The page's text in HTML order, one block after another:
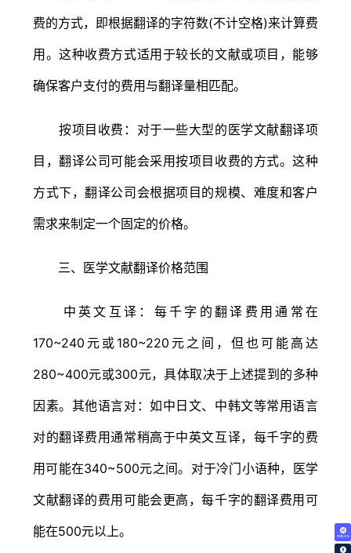
免费试译
费的方式，即根据翻译的字符数(不计空格)来计算费
用。这种收费方式适用于较长的文献或项目，能够
确保客户支付的费用与翻译量相匹配。
按项目收费：对于一些大型的医学文献翻译项
目，翻译公司可能会采用按项目收费的方式。这种
方式下，翻译公司会根据项目的规模、难度和客户
需求来制定一个固定的价格。
三、医学文献翻译价格范围
中英文互译：每千字的翻译费用通常在
170~240元或180~220元之间，但也可能高达
280~400元或300元，具体取决于上述提到的多种
因素。其他语言对：如中日文、中韩文等常用语言
对的翻译费用通常稍高于中英文互译，每千字的费
用可能在340~500元之间。对于冷门小语种，医学
文献翻译的费用可能会更高，每千字的翻译费用可
能在500元以上。